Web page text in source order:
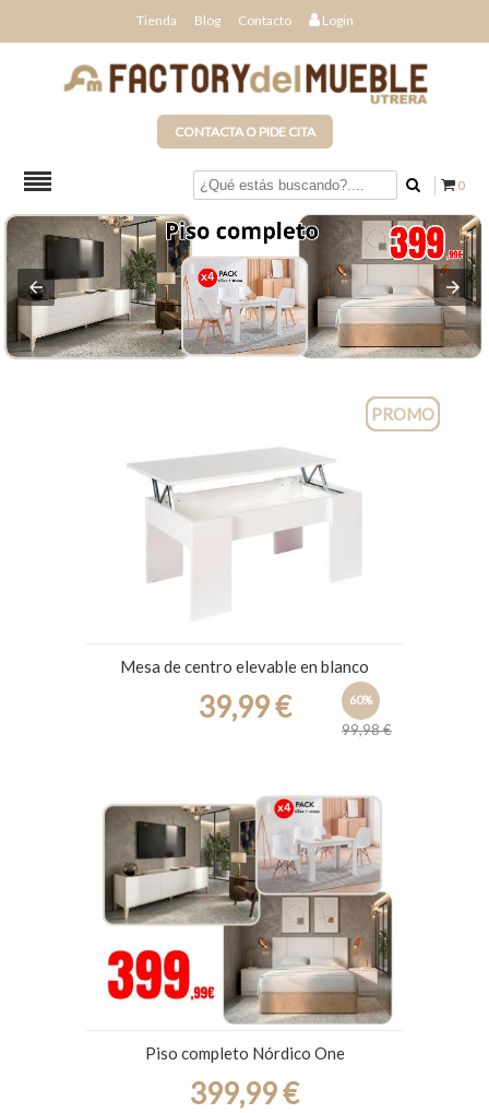
Tienda Blog Contacto Login
CONTACTA O PIDE CITA
0
Mesa de centro elevable en blanco
60%
99,98 €
39,99 €
Piso completo Nórdico One
399,99 €